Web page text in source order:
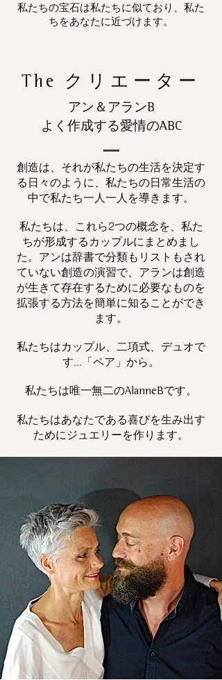
私たちの宝石は私たちに似ており、私た
ちをあなたに近づけます。
The クリエーター
アン＆アランB
よく作成する愛情のABC
創造は、それが私たちの生活を決定す
る日々のように、私たちの日常生活の
中で私たち一人一人を導きます。
私たちは、これら2つの概念を、私た
ちが形成するカップルにまとめまし
た。アンは辞書で分類もリストもされ
ていない創造の演習で、アランは創造
が生きて存在するために必要なものを
拡張する方法を簡単に知ることができ
ます。
私たちはカップル、二項式、デュオで
す...「ペア」から。
私たちは唯一無二のAlanneBです。
私たちはあなたである喜びを生み出す
ためにジュエリーを作ります。